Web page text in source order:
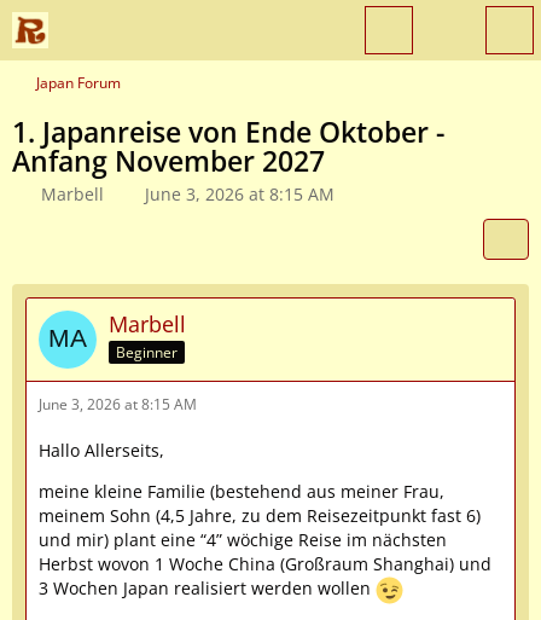
Japan Forum
1. Japanreise von Ende Oktober -
Anfang November 2027
Marbell June 3, 2026 at 8:15 AM
Marbell
Beginner
June 3, 2026 at 8:15 AM
Hallo Allerseits,
meine kleine Familie (bestehend aus meiner Frau,
meinem Sohn (4,5 Jahre, zu dem Reisezeitpunkt fast 6)
und mir) plant eine “4” wöchige Reise im nächsten
Herbst wovon 1 Woche China (Großraum Shanghai) und
3 Wochen Japan realisiert werden wollen